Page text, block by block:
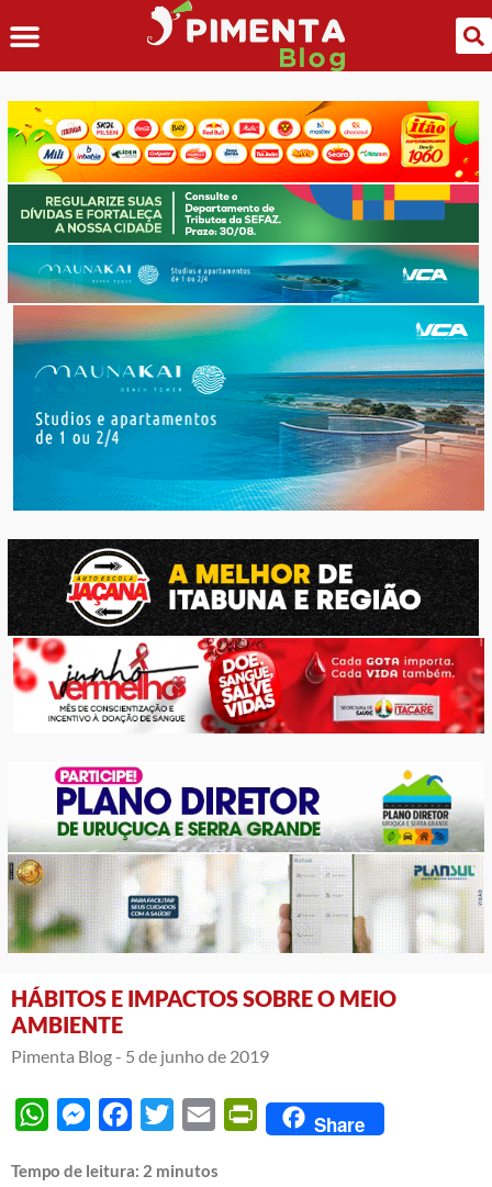
HÁBITOS E IMPACTOS SOBRE O MEIO
AMBIENTE
Pimenta Blog - 5 de junho de 2019
WhatsAppMessengerFacebook
Twitter Email PrintFriendly
Share
Tempo de leitura: 2 minutos